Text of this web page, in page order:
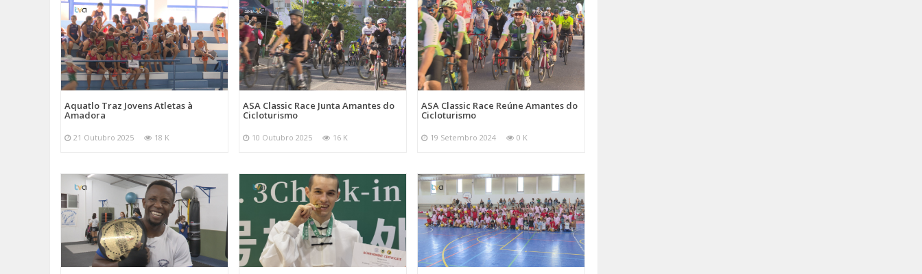
Aquatlo Traz Jovens Atletas à
Amadora
21 Outubro 2025 18 K
ASA Classic Race Junta Amantes do
Cicloturismo
10 Outubro 2025 16 K
ASA Classic Race Reúne Amantes do
Cicloturismo
19 Setembro 2024 0 K